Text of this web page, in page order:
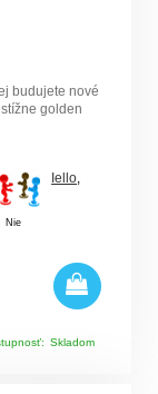
budujete nové
golden
Nie
Iello,
Skladom